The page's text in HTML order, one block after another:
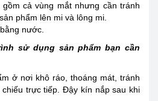
cả vùng mắt nhưng cần tránh
phẩm lên mi và lông mi.
nước.
sử dụng sản phẩm bạn cần
ở nơi khô ráo, thoáng mát, tránh
trực tiếp. Đậy kín nắp sau khi